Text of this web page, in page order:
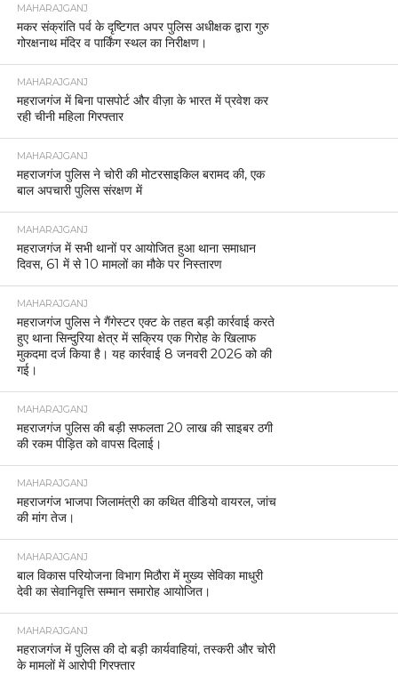
MAHARAJGANJ
मकर संक्रांति पर्व के दृष्टिगत अपर पुलिस अधीक्षक द्वारा गुरु
गोरक्षनाथ मंदिर व पार्किंग स्थल का निरीक्षण।
MAHARAJGANJ
महराजगंज में बिना पासपोर्ट और वीज़ा के भारत में प्रवेश कर
रही चीनी महिला गिरफ्तार
MAHARAJGANJ
महराजगंज पुलिस ने चोरी की मोटरसाइकिल बरामद की, एक
बाल अपचारी पुलिस संरक्षण में
MAHARAJGANJ
महराजगंज में सभी थानों पर आयोजित हुआ थाना समाधान
दिवस, 61 में से 10 मामलों का मौके पर निस्तारण
MAHARAJGANJ
महराजगंज पुलिस ने गैंगेस्टर एक्ट के तहत बड़ी कार्रवाई करते
हुए थाना सिन्दुरिया क्षेत्र में सक्रिय एक गिरोह के खिलाफ
मुकदमा दर्ज किया है। यह कार्रवाई 8 जनवरी 2026 को की
गई।
MAHARAJGANJ
महराजगंज पुलिस की बड़ी सफलता 20 लाख की साइबर ठगी
की रकम पीड़ित को वापस दिलाई।
MAHARAJGANJ
महराजगंज भाजपा जिलामंत्री का कथित वीडियो वायरल, जांच
की मांग तेज।
MAHARAJGANJ
बाल विकास परियोजना विभाग मिठौरा में मुख्य सेविका माधुरी
देवी का सेवानिवृत्ति सम्मान समारोह आयोजित।
MAHARAJGANJ
महराजगंज में पुलिस की दो बड़ी कार्यवाहियां, तस्करी और चोरी
के मामलों में आरोपी गिरफ्तार